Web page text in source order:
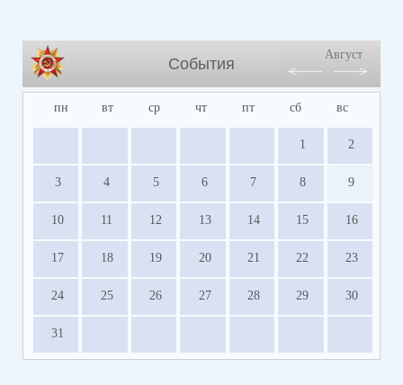
События
Август
пн вт ср чт пт сб вс
1 2
3 4 5 6 7 8 9
10 11 12 13 14 15 16
17 18 19 20 21 22 23
24 25 26 27 28 29 30
31